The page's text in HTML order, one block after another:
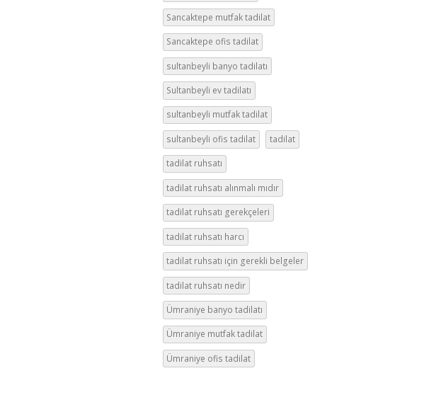
Sancaktepe mutfak tadilat
Sancaktepe ofis tadilat
sultanbeyli banyo tadilatı
Sultanbeyli ev tadilatı
sultanbeyli mutfak tadilat
sultanbeyli ofis tadilat tadilat
tadilat ruhsatı
tadilat ruhsatı alınmalı mıdır
tadilat ruhsatı gerekçeleri
tadilat ruhsatı harcı
tadilat ruhsatı için gerekli belgeler
tadilat ruhsatı nedir
Ümraniye banyo tadilatı
Ümraniye mutfak tadilat
Ümraniye ofis tadilat